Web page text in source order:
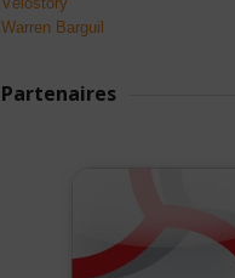
Warren Barguil
Partenaires